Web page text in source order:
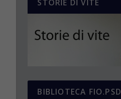
STORIE DI VITE
BIBLIOTECA FIO.PSD